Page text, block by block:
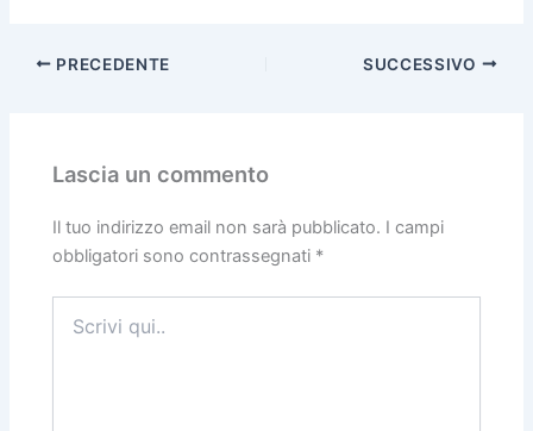
PRECEDENTE SUCCESSIVO
Lascia un commento
Il tuo indirizzo email non sarà pubblicato. I campi
obbligatori sono contrassegnati *
qui..